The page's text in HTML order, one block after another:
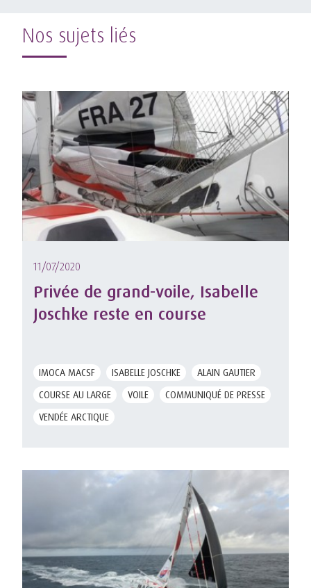
Nos sujets liés
11/07/2020
Privée de grand-voile, Isabelle
Joschke reste en course
IMOCA MACSF ISABELLE JOSCHKE
ALAIN GAUTIER
COURSE AU LARGE
VOILE
COMMUNIQUÉ DE PRESSE
VENDÉE ARCTIQUE